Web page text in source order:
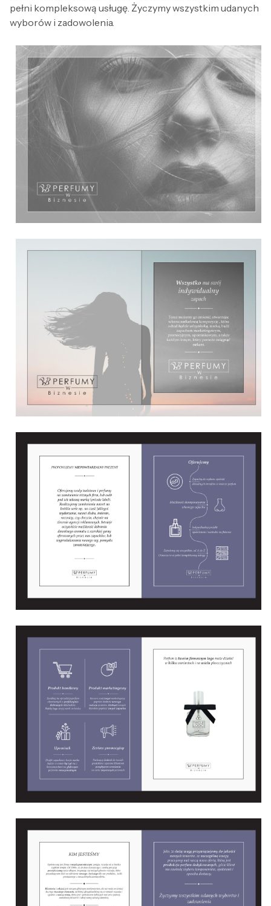
pełni kompleksową usługę. Życzymy wszystkim udanych
wyborów i zadowolenia.